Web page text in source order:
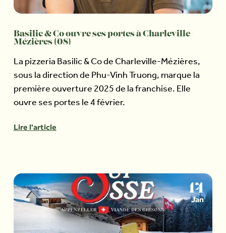
Basilic & Co ouvre ses portes à Charleville-
Mézières (08)
La pizzeria Basilic & Co de Charleville-Mézières,
sous la direction de Phu-Vinh Truong, marque la
première ouverture 2025 de la franchise. Elle
ouvre ses portes le 4 février.
Lire l'article
14
Jan